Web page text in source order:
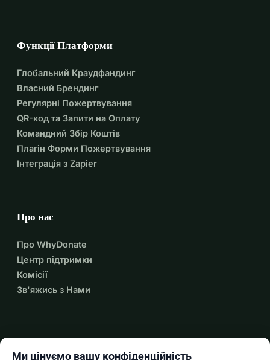
Функції Платформи
Глобальний Краудфандинг
Власний Брендинг
Регулярні Пожертвування
QR-код та Запити на Оплату
Командний Збір Коштів
Плагін Форми Пожертвування
Інтеграція з Zapier
Про нас
Про WhyDonate
Центр підтримки
Комісії
Зв'яжись з Нами
Ми цінуємо вашу конфіденційність